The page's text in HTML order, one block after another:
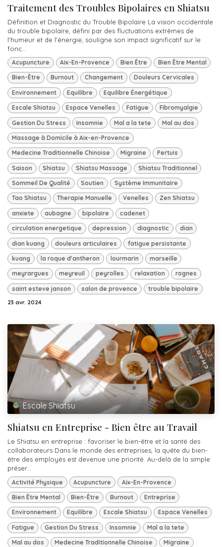
Traitement des Troubles Bipolaires en Shiatsu
Définition et Diagnostic du Trouble Bipolaire La vision occidentale
du trouble bipolaire, défini par des fluctuations extrêmes de
l'humeur et de l'énergie, souligne son impact significatif sur le
fonc...
Acupuncture Aix-En-Provence Bien Être Bien Être Mental
Bien-Être Burnout Changement Douleurs Cervicales
Environnement Equilibre Equilibre Énergétique
Escale Shiatsu Espace Venelles Fatigue Fibromyalgie
Gestion Du Stress Insomnie Mal a la tete Mal au dos
Massage à Domicile à Aix-en-Provence
Medecine Traditionnelle Chinoise Migraine Pertuis
Saison Shiatsu Shiatsu Massage Shiatsu Traditionnel
Sommeil De Qualité Soutien Système Immunitaire
Tao Shiatsu Therapie Manuelle Venelles Zen Shiatsu
anxiete aubagne bipolaire cadenet
circulation energetique depression diagnostic dian
dian kuang douleurs articulaires fatigue persistante
kuang la roque d'antheron lourmarin marseille
meyrargues meyreuil peyrolles relaxation rognes
saint esteve janson salon de provence trouble bipolaire
23 avr. 2024
Escale Shiatsu
Shiatsu en Entreprise - Bien être au Travail
Le Shiatsu en entreprise : favoriser le bien-être et la santé des
collaborateurs Dans le monde des entreprises, la quête du bien-
être des employés est devenue une priorité. Au-delà de la simple
préser...
Activité Physique Acupuncture Aix-En-Provence
Bien Être Mental Bien-Être Burnout Entreprise
Environnement Equilibre Escale Shiatsu Espace Venelles
Fatigue Gestion Du Stress Insomnie Mal a la tete
Mal au dos Medecine Traditionnelle Chinoise Migraine